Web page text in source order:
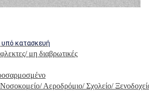
κατασκευή
μη διαβρωτικές
Αεροδρόμιο/ Σχολείο/